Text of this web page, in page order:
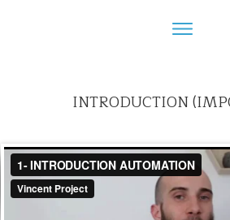
INTRODUCTION